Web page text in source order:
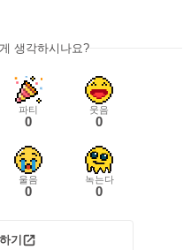
생각하시나요?
파티
0
웃음
0
울음
0
녹는다
0
기